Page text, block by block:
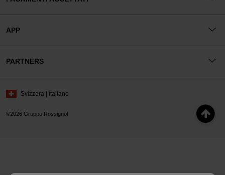
APP
PARTNERS
©2026 Gruppo Rossignol
Svizzera | italiano